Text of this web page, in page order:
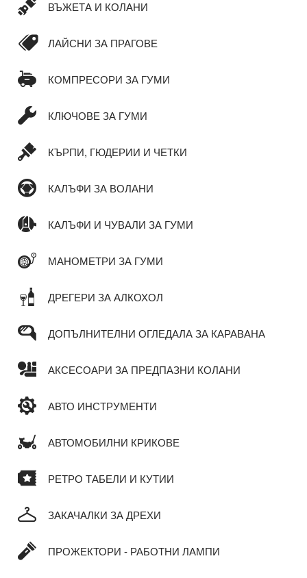
ВЪЖЕТА И КОЛАНИ
ЛАЙСНИ ЗА ПРАГОВЕ
КОМПРЕСОРИ ЗА ГУМИ
КЛЮЧОВЕ ЗА ГУМИ
КЪРПИ, ГЮДЕРИИ И ЧЕТКИ
КАЛЪФИ ЗА ВОЛАНИ
КАЛЪФИ И ЧУВАЛИ ЗА ГУМИ
МАНОМЕТРИ ЗА ГУМИ
ДРЕГЕРИ ЗА АЛКОХОЛ
ДОПЪЛНИТЕЛНИ ОГЛЕДАЛА ЗА КАРАВАНА
АКСЕСОАРИ ЗА ПРЕДПАЗНИ КОЛАНИ
АВТО ИНСТРУМЕНТИ
АВТОМОБИЛНИ КРИКОВЕ
РЕТРО ТАБЕЛИ И КУТИИ
ЗАКАЧАЛКИ ЗА ДРЕХИ
ПРОЖЕКТОРИ - РАБОТНИ ЛАМПИ